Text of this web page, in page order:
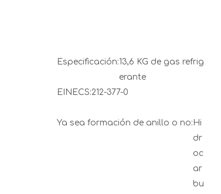
Especificación:13,6 KG de gas refrig
erante
EINECS:212-377-0
Ya sea formación de anillo o no: Hi
dr
oc
ar
bu